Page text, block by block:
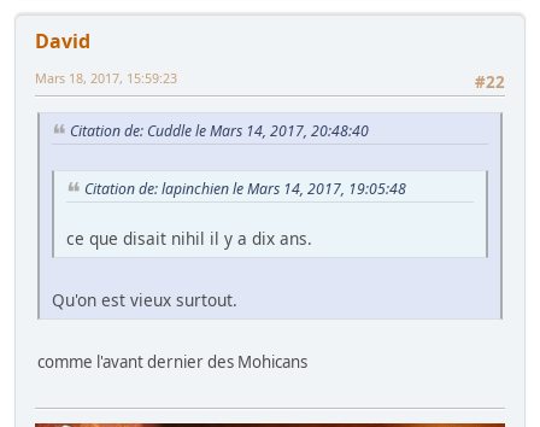
David
#22
Mars 18, 2017, 15:59:23
Citation de: Cuddle le Mars 14, 2017, 20:48:40
Citation de: lapinchien le Mars 14, 2017, 19:05:48
ce que disait nihil il y a dix ans.
Qu'on est vieux surtout.
comme l'avant dernier des Mohicans